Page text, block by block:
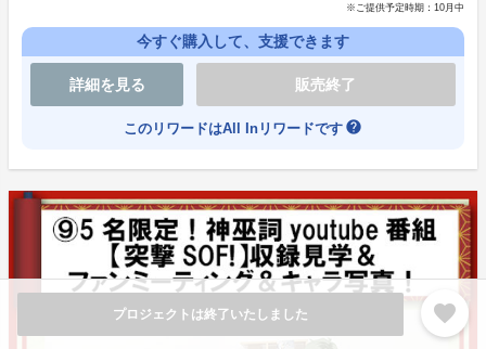
プロジェクトは終了いたしました favorite
購入方法・キャンセルについて
プロジェクトに関する問い合わせについて
ソレオスのお問合せフォームはこちら
リターン品についてX（Twitter）などSNS上でお問い合
わせをいただいた場合、出来る限り回答させて頂きます
が、対応が遅れたり、返答が漏れる可能性もございま
す。
※ご提供予定時期： 10月中
今すぐ購入して、支援できます
詳細を見る 販売終了
このリワードはAll Inリワードです help